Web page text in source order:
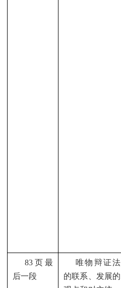
83 页最
后一段
唯物辩证法
的联系、发展的